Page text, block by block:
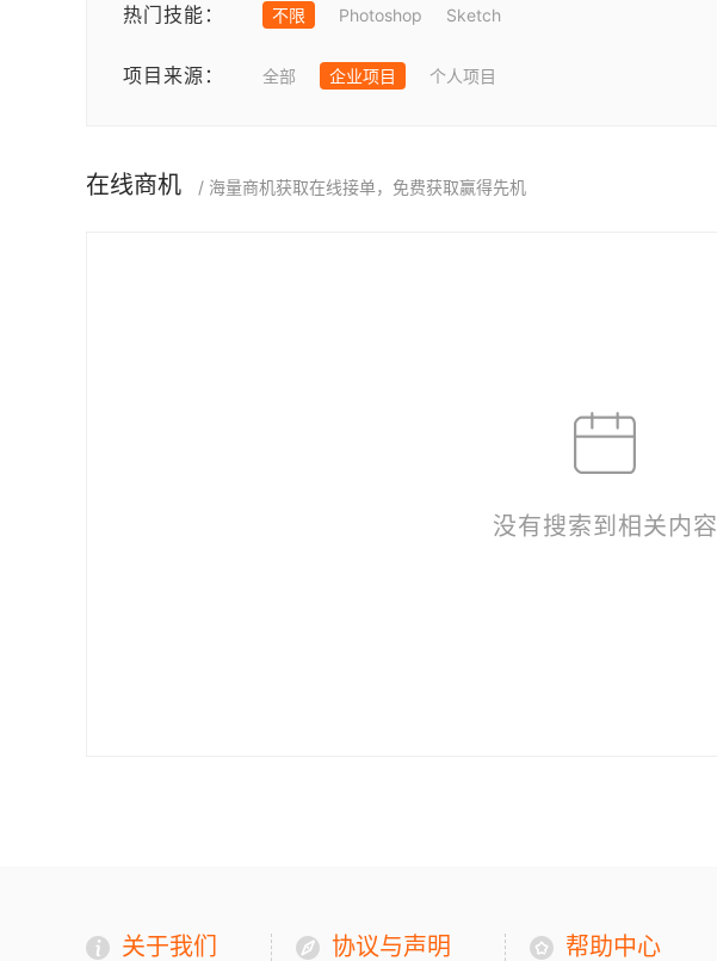
热门技能： 不限 Photoshop Sketch
项目来源： 全部 企业项目 个人项目
在线商机 / 海量商机获取在线接单，免费获取赢得先机
没有搜索到相关内容
关于我们 协议与声明 帮助中心